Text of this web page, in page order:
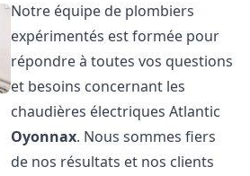
Notre équipe de plombiers
expérimentés est formée pour
répondre à toutes vos questions
et besoins concernant les
chaudières électriques Atlantic
Oyonnax. Nous sommes fiers
de nos résultats et nos clients